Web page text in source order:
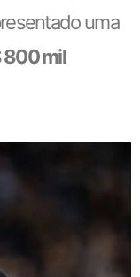
uma
800 mil